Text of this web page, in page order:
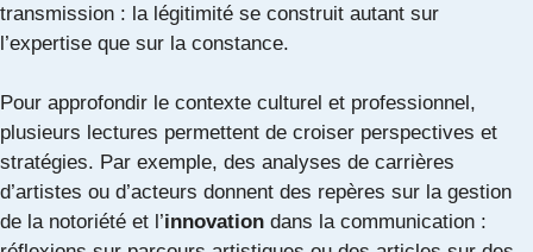
transmission : la légitimité se construit autant sur
l’expertise que sur la constance.
Pour approfondir le contexte culturel et professionnel,
plusieurs lectures permettent de croiser perspectives et
stratégies. Par exemple, des analyses de carrières
d’artistes ou d’acteurs donnent des repères sur la gestion
de la notoriété et l’innovation dans la communication :